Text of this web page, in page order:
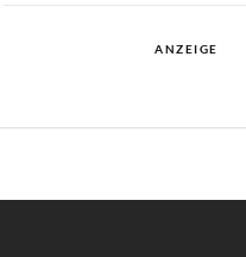
ANZEIGE